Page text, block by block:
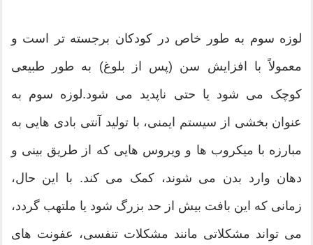
لوزه سوم به طور خاص در کودکان برجسته تر است و
معمولاً با افزایش سن (پس از بلوغ) به طور طبیعی
کوچک می شود یا حتی ناپدید می شود.لوزه سوم به
عنوان بخشی از سیستم ایمنی، با تولید آنتی بادی هایی به
مبارزه با میکروب ها و ویروس هایی که از طریق بینی و
دهان وارد بدن می شوند، کمک می کند. با این حال،
زمانی که این بافت بیش از حد بزرگ شود یا ملتهب گردد،
می تواند مشکلاتی مانند مشکلات تنفسی، عفونت های